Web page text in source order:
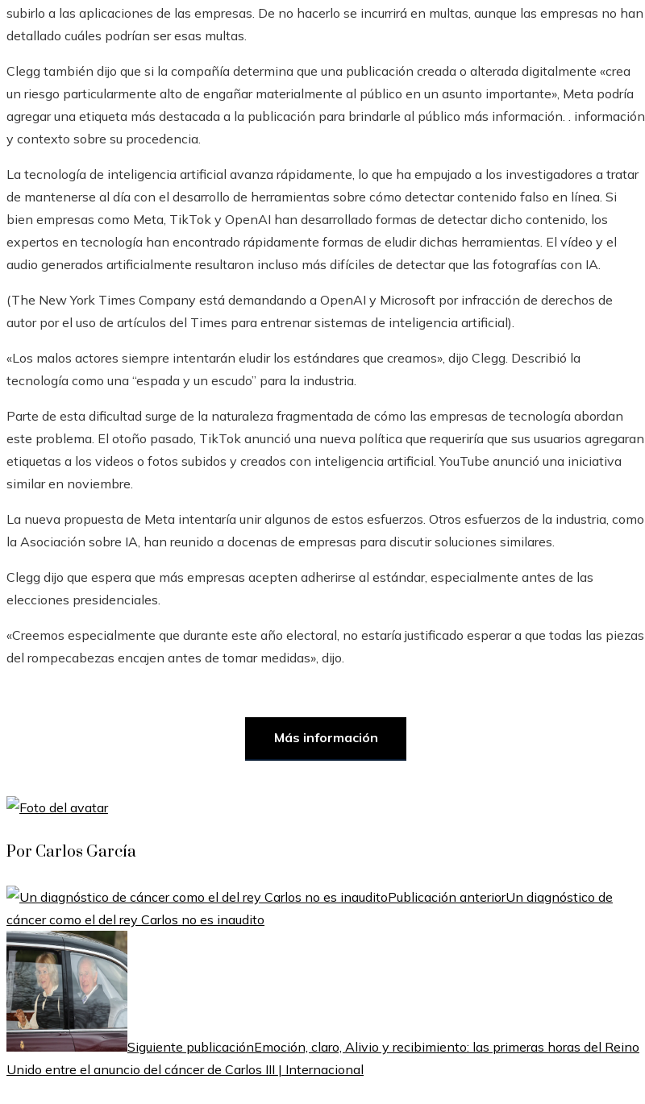
subirlo a las aplicaciones de las empresas. De no hacerlo se incurrirá en multas, aunque las empresas no han
detallado cuáles podrían ser esas multas.
Clegg también dijo que si la compañía determina que una publicación creada o alterada digitalmente «crea
un riesgo particularmente alto de engañar materialmente al público en un asunto importante», Meta podría
agregar una etiqueta más destacada a la publicación para brindarle al público más información. . información
y contexto sobre su procedencia.
La tecnología de inteligencia artificial avanza rápidamente, lo que ha empujado a los investigadores a tratar
de mantenerse al día con el desarrollo de herramientas sobre cómo detectar contenido falso en línea. Si
bien empresas como Meta, TikTok y OpenAI han desarrollado formas de detectar dicho contenido, los
expertos en tecnología han encontrado rápidamente formas de eludir dichas herramientas. El vídeo y el
audio generados artificialmente resultaron incluso más difíciles de detectar que las fotografías con IA.
(The New York Times Company está demandando a OpenAI y Microsoft por infracción de derechos de
autor por el uso de artículos del Times para entrenar sistemas de inteligencia artificial).
«Los malos actores siempre intentarán eludir los estándares que creamos», dijo Clegg. Describió la
tecnología como una “espada y un escudo” para la industria.
Parte de esta dificultad surge de la naturaleza fragmentada de cómo las empresas de tecnología abordan
este problema. El otoño pasado, TikTok anunció una nueva política que requeriría que sus usuarios agregaran
etiquetas a los videos o fotos subidos y creados con inteligencia artificial. YouTube anunció una iniciativa
similar en noviembre.
La nueva propuesta de Meta intentaría unir algunos de estos esfuerzos. Otros esfuerzos de la industria, como
la Asociación sobre IA, han reunido a docenas de empresas para discutir soluciones similares.
Clegg dijo que espera que más empresas acepten adherirse al estándar, especialmente antes de las
elecciones presidenciales.
«Creemos especialmente que durante este año electoral, no estaría justificado esperar a que todas las piezas
del rompecabezas encajen antes de tomar medidas», dijo.
Más información
Por Carlos García
Publicación anteriorUn diagnóstico de
cáncer como el del rey Carlos no es inaudito
Siguiente publicaciónEmoción, claro, Alivio y recibimiento: las primeras horas del Reino
Unido entre el anuncio del cáncer de Carlos III | Internacional